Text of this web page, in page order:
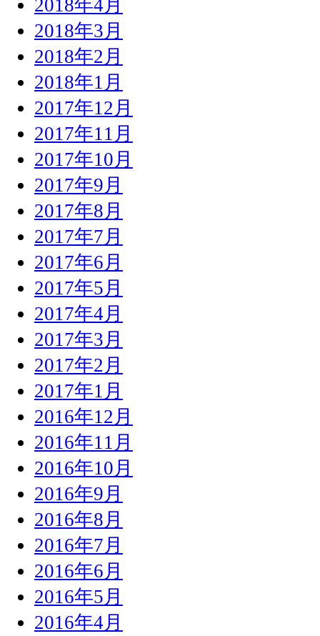
2018年4月
2018年3月
2018年2月
2018年1月
2017年12月
2017年11月
2017年10月
2017年9月
2017年8月
2017年7月
2017年6月
2017年5月
2017年4月
2017年3月
2017年2月
2017年1月
2016年12月
2016年11月
2016年10月
2016年9月
2016年8月
2016年7月
2016年6月
2016年5月
2016年4月